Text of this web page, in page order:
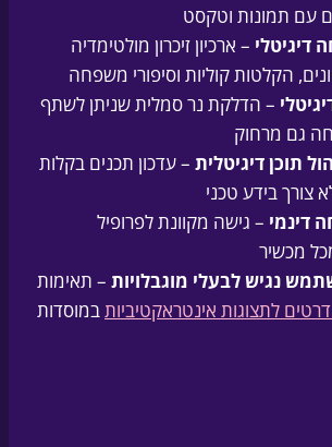
עם תמונות וטקסט
דיגיטלי – ארכיון זיכרון מולטימדיה
הקלטות קוליות וסיפורי משפחה
– הדלקת נר סמלית שניתן לשתף
גם מרחוק
תוכן דיגיטלית – עדכון תכנים בקלות
צורך בידע טכני
דינמי – גישה מקוונת לפרופיל
מכשיר
נגיש לבעלי מוגבלויות – תאימות
לתצוגות אינטראקטיביותבמוסדות